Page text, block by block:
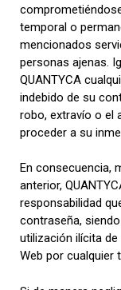
temporal o
mencionados
personas ajenas.
QUANTYCA
indebido de su
robo, extravío o el
proceder a su
En consecuencia,
anterior,
responsabilidad
contraseña,
utilización ilícita
Web por cualquier